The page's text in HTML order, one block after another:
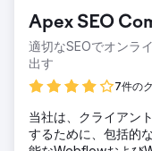
Apex SEO
適切なSEOでオンラ
出す
7件の
当社は、クライアン
するために、包括的